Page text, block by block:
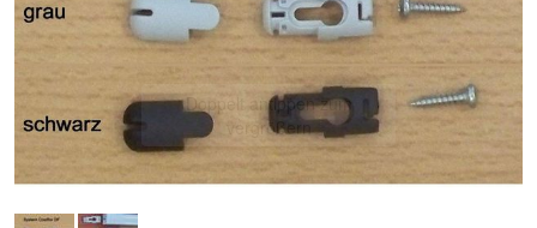
Doppelt antippen zum
vergrößern